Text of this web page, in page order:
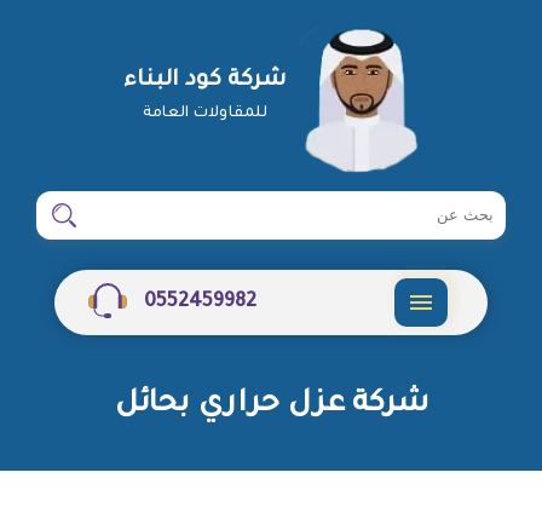
شركة كود البناء
للمقاولات العامة
ابحث
شركة
ابحث
0552459982
شركة عزل حراري بحائل